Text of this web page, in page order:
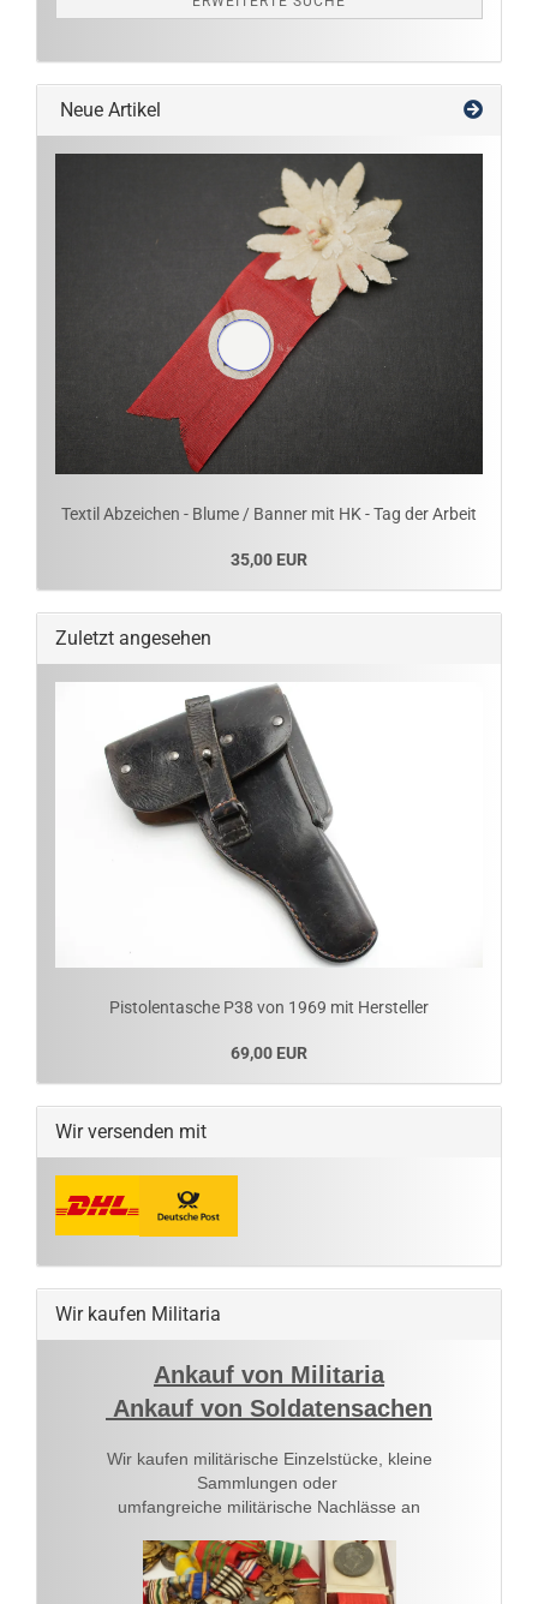
Neue Artikel
Textil Abzeichen - Blume / Banner mit HK - Tag der Arbeit
35,00 EUR
Zuletzt angesehen
Pistolentasche P38 von 1969 mit Hersteller
69,00 EUR
Wir versenden mit
Wir kaufen Militaria
Ankauf von Militaria
Ankauf von Soldatensachen
Wir kaufen militärische Einzelstücke, kleine
Sammlungen oder
umfangreiche militärische Nachlässe an